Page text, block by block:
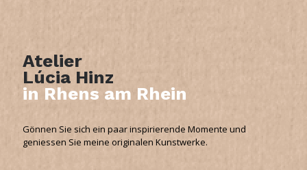
Atelier
Lúcia Hinz
in Rhens am Rhein
Gönnen Sie sich ein paar inspirierende Momente und
geniessen Sie meine originalen Kunstwerke.